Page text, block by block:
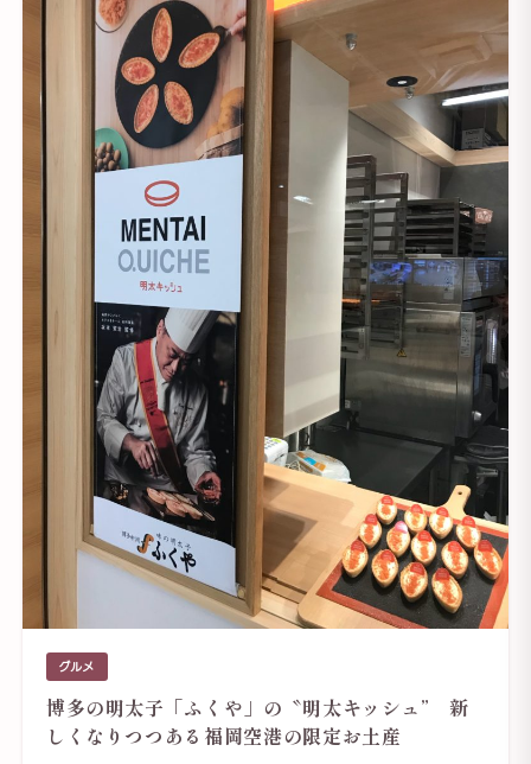
グルメ
博多の明太子「ふくや」の〝明太キッシュ” 新
しくなりつつある福岡空港の限定お土産